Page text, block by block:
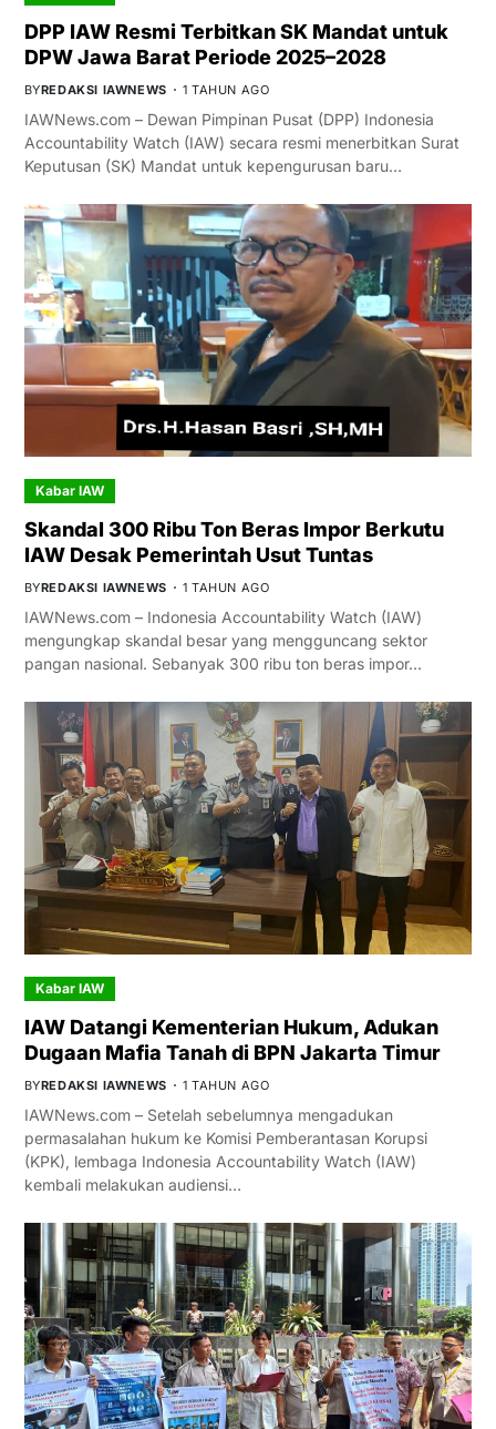
DPP IAW Resmi Terbitkan SK Mandat untuk
DPW Jawa Barat Periode 2025–2028
BYREDAKSI IAWNEWS 1 TAHUN AGO
IAWNews.com – Dewan Pimpinan Pusat (DPP) Indonesia
Accountability Watch (IAW) secara resmi menerbitkan Surat
Keputusan (SK) Mandat untuk kepengurusan baru…
Kabar IAW
Skandal 300 Ribu Ton Beras Impor Berkutu
IAW Desak Pemerintah Usut Tuntas
BYREDAKSI IAWNEWS 1 TAHUN AGO
IAWNews.com – Indonesia Accountability Watch (IAW)
mengungkap skandal besar yang mengguncang sektor
pangan nasional. Sebanyak 300 ribu ton beras impor…
Kabar IAW
IAW Datangi Kementerian Hukum, Adukan
Dugaan Mafia Tanah di BPN Jakarta Timur
BYREDAKSI IAWNEWS 1 TAHUN AGO
IAWNews.com – Setelah sebelumnya mengadukan
permasalahan hukum ke Komisi Pemberantasan Korupsi
(KPK), lembaga Indonesia Accountability Watch (IAW)
kembali melakukan audiensi…